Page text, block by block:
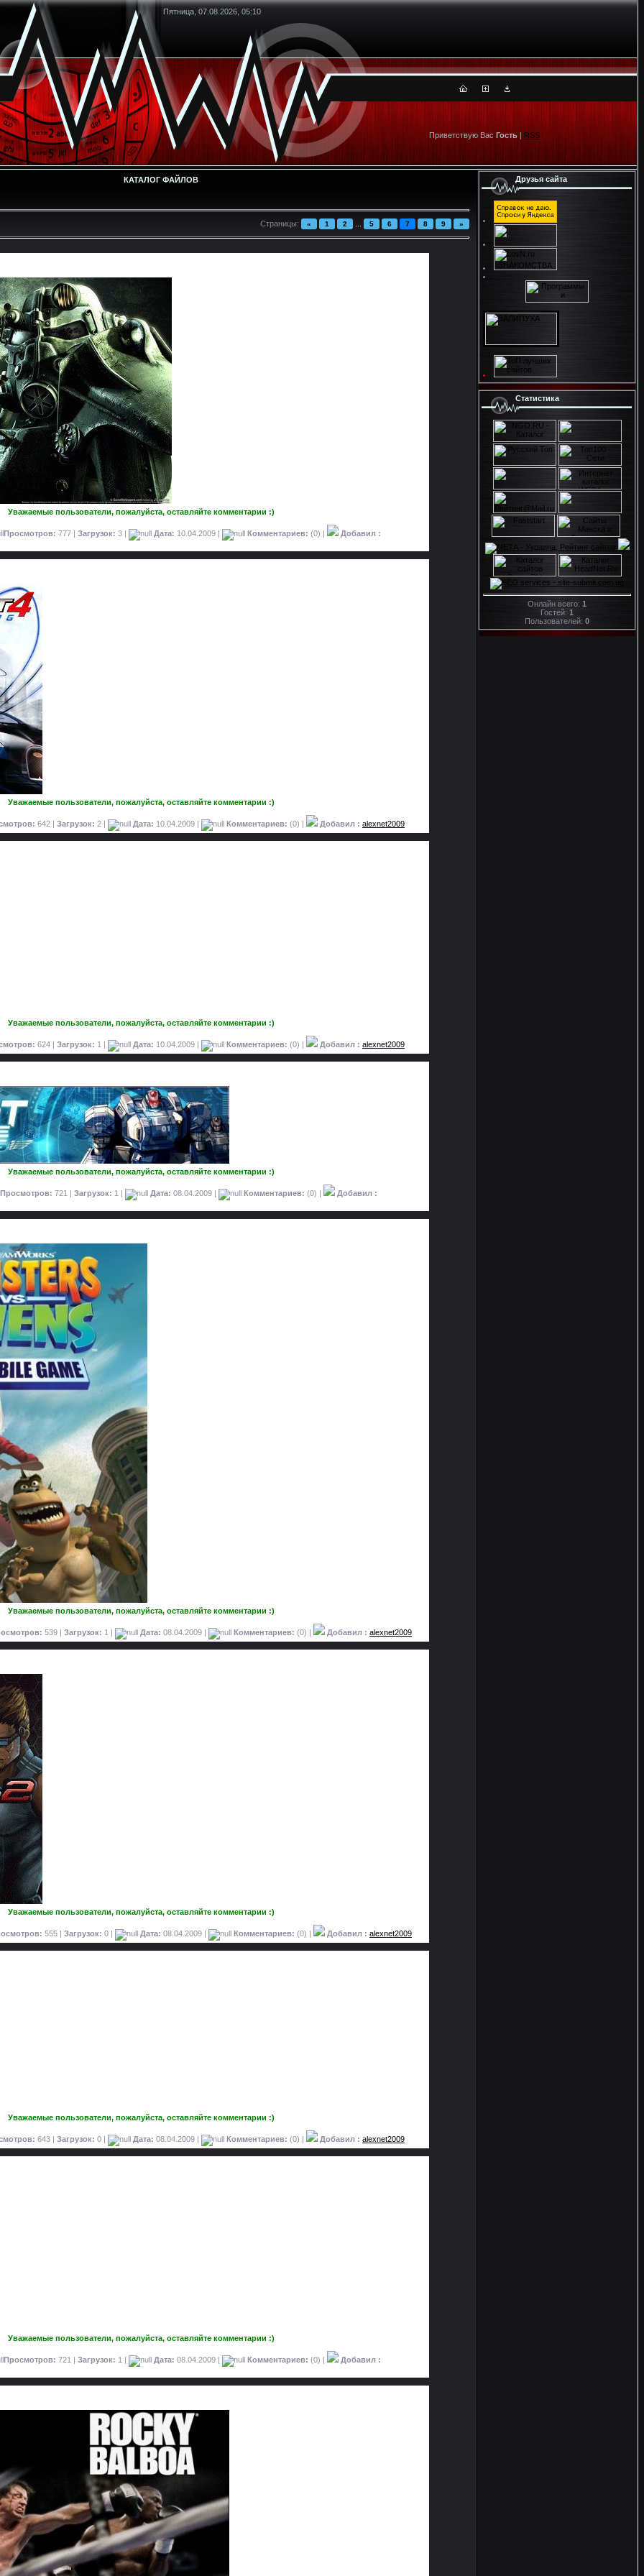
Пятница, 07.08.2026, 05:10
Приветствую Вас Гость | RSS
КАТАЛОГ ФАЙЛОВ
Страницы: « 1 2 5 6 7 8 9 »
Уважаемые пользователи, пожалуйста, оставляйте комментарии :)
Просмотров: 777 | Загрузок: 3 | Дата: 10.04.2009 | Комментариев: (0) | Добавил :
Уважаемые пользователи, пожалуйста, оставляйте комментарии :)
642 | Загрузок: 2 | Дата: 10.04.2009 | Комментариев: (0) | Добавил : alexnet2009
Уважаемые пользователи, пожалуйста, оставляйте комментарии :)
624 | Загрузок: 1 | Дата: 10.04.2009 | Комментариев: (0) | Добавил : alexnet2009
Уважаемые пользователи, пожалуйста, оставляйте комментарии :)
Просмотров: 721 | Загрузок: 1 | Дата: 08.04.2009 | Комментариев: (0) | Добавил :
Уважаемые пользователи, пожалуйста, оставляйте комментарии :)
539 | Загрузок: 1 | Дата: 08.04.2009 | Комментариев: (0) | Добавил : alexnet2009
Уважаемые пользователи, пожалуйста, оставляйте комментарии :)
555 | Загрузок: 0 | Дата: 08.04.2009 | Комментариев: (0) | Добавил : alexnet2009
Уважаемые пользователи, пожалуйста, оставляйте комментарии :)
643 | Загрузок: 0 | Дата: 08.04.2009 | Комментариев: (0) | Добавил : alexnet2009
Уважаемые пользователи, пожалуйста, оставляйте комментарии :)
Просмотров: 721 | Загрузок: 1 | Дата: 08.04.2009 | Комментариев: (0) | Добавил :
Друзья сайта
Статистика
Онлайн всего: 1
Гостей: 1
Пользователей: 0